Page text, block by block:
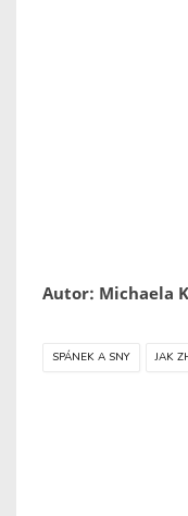
Autor: Michaela
SPÁNEK A SNY JAK